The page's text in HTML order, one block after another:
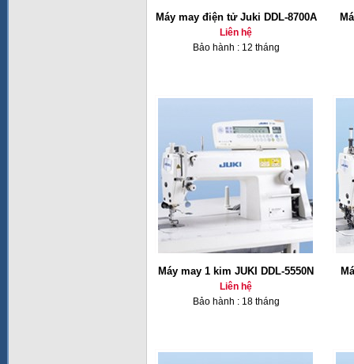
Máy may điện tử Juki DDL-8700A
Liên hệ
Bảo hành : 12 tháng
Máy may 1 kim JUKI DDL-5550N
Liên hệ
Bảo hành : 18 tháng